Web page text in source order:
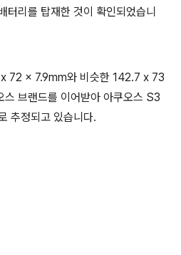
터리를 탑재한 것이 확인되었습니
72 x 7.9mm와 비슷한 142.7 x 73
브랜드를 이어받아 아쿠오스 S3
추정되고 있습니다.